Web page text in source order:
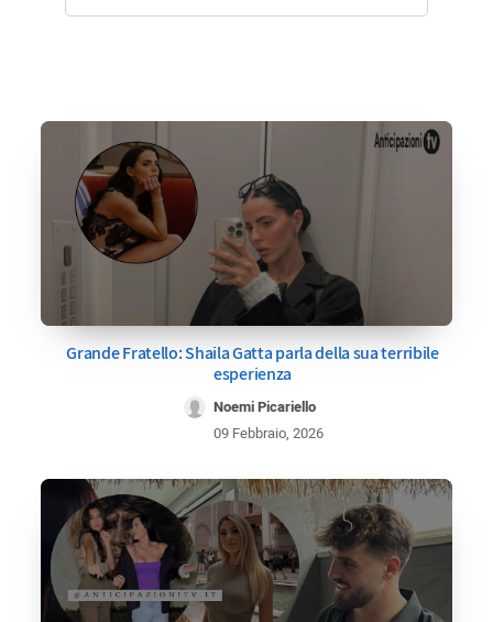
Grande Fratello: Shaila Gatta parla della sua terribile
esperienza
Noemi Picariello
09 Febbraio, 2026